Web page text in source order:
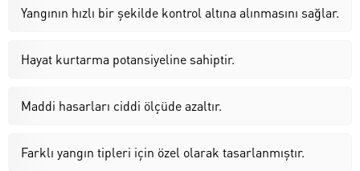
Yangının hızlı bir şekilde kontrol altına alınmasını sağlar.
Hayat kurtarma potansiyeline sahiptir.
Maddi hasarları ciddi ölçüde azaltır.
Farklı yangın tipleri için özel olarak tasarlanmıştır.